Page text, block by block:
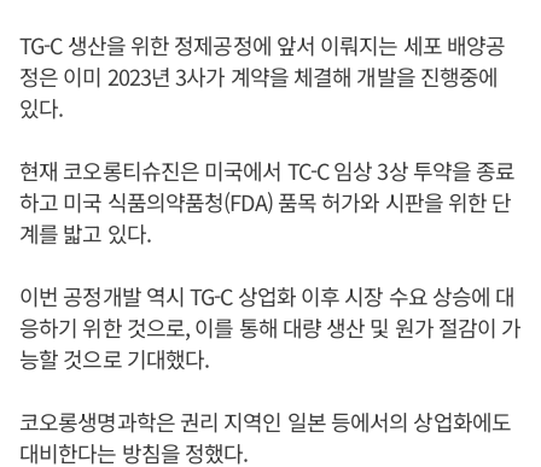
TG-C 생산을 위한 정제공정에 앞서 이뤄지는 세포 배양공
정은 이미 2023년 3사가 계약을 체결해 개발을 진행중에
있다.
현재 코오롱티슈진은 미국에서 TC-C 임상 3상 투약을 종료
하고 미국 식품의약품청(FDA) 품목 허가와 시판을 위한 단
계를 밟고 있다.
이번 공정개발 역시 TG-C 상업화 이후 시장 수요 상승에 대
응하기 위한 것으로, 이를 통해 대량 생산 및 원가 절감이 가
능할 것으로 기대했다.
코오롱생명과학은 권리 지역인 일본 등에서의 상업화에도
대비한다는 방침을 정했다.